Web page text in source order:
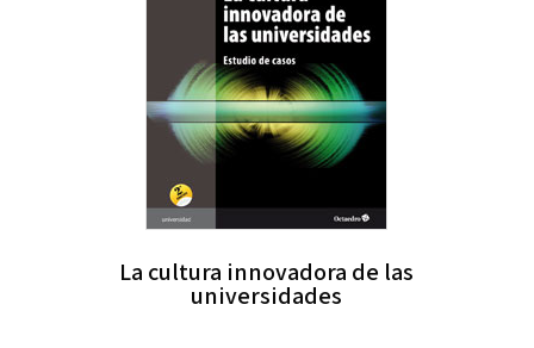
La cultura innovadora de las
universidades